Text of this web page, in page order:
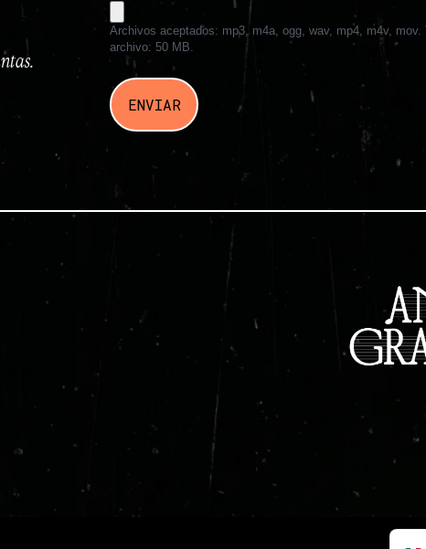
Archivos aceptados: mp3, m4a, ogg, wav, mp4, m4v, mov.
archivo: 50 MB.